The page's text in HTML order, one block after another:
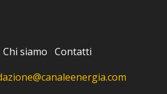
Chi siamo Contatti